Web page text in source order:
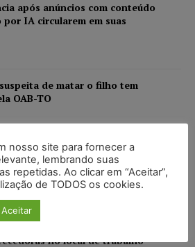
após anúncios com conteúdo
IA circularem em suas
de matar o filho tem
OAB-TO
IBS e CBS na compra de veículos
deficiência e autistas de todos os
no local de trabalho
nosso site para fornecer a
lembrando suas
repetidas. Ao clicar em “Aceitar”,
de TODOS os cookies.
Aceitar